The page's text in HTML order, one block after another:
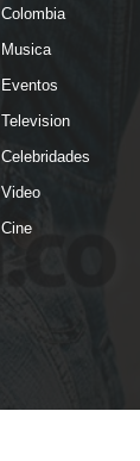
Colombia
Musica
Eventos
Television
Celebridades
Video
Cine